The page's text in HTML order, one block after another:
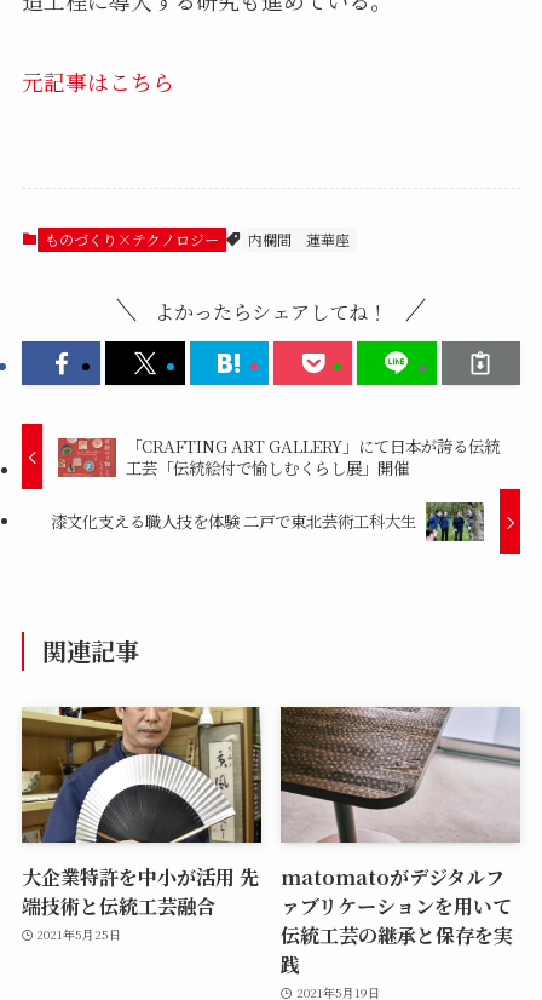
元記事はこちら
ものづくり×テクノロジー 内欄間 蓮華座
よかったらシェアしてね！
「CRAFTING ART GALLERY」にて日本が誇る伝統
工芸「伝統絵付で愉しむくらし展」開催
漆文化支える職人技を体験 二戸で東北芸術工科大生
関連記事
大企業特許を中小が活用 先
端技術と伝統工芸融合
2021年5月25日
matomatoがデジタルフ
ァブリケーションを用いて
伝統工芸の継承と保存を実
践
2021年5月19日